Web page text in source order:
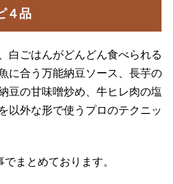
４品
白ごはんがどんどん食べられる
に合う万能納豆ソース、長芋の
豆の甘味噌炒め、牛ヒレ肉の塩
以外な形で使うプロのテクニッ
まとめております。